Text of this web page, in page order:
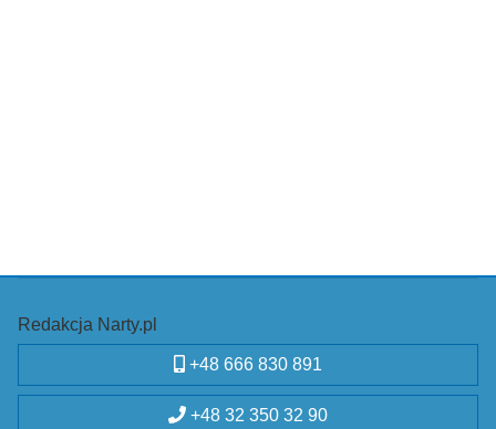
Redakcja Narty.pl
+48 666 830 891
+48 32 350 32 90